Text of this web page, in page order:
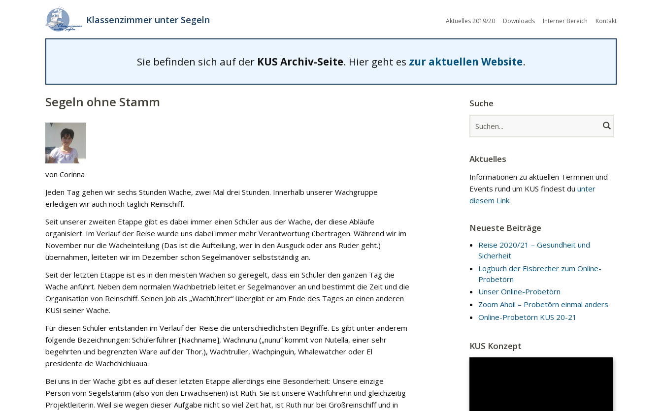
Klassenzimmer unter Segeln Aktuelles 2019/20 Downloads Interner Bereich Kontakt
Sie befinden sich auf der KUS Archiv-Seite. Hier geht es zur aktuellen Website.
Segeln ohne Stamm
von Corinna
Jeden Tag gehen wir sechs Stunden Wache, zwei Mal drei Stunden. Innerhalb unserer Wachgruppe
erledigen wir auch noch täglich Reinschiff.
Seit unserer zweiten Etappe gibt es dabei immer einen Schüler aus der Wache, der diese Abläufe
organisiert. Im Verlauf der Reise wurde uns dabei immer mehr Verantwortung übertragen. Während wir im
November nur die Wacheinteilung (Das ist die Aufteilung, wer in den Ausguck oder ans Ruder geht.)
übernahmen, leiteten wir im Dezember schon Segelmanöver selbstständig an.
Seit der letzten Etappe ist es in den meisten Wachen so geregelt, dass ein Schüler den ganzen Tag die
Wache anführt. Neben dem normalen Wachbetrieb leitet er Segelmanöver an und bestimmt die Zeit und die
Organisation von Reinschiff. Seinen Job als „Wachführer“ übergibt er am Ende des Tages an einen anderen
KUSi seiner Wache.
Für diesen Schüler entstanden im Verlauf der Reise die unterschiedlichsten Begriffe. Es gibt unter anderem
folgende Bezeichnungen: Schülerführer [Nachname], Wachnunu („nunu“ kommt von Nutella, einer sehr
begehrten und begrenzten Ware auf der Thor.), Wachtruller, Wachpinguin, Whalewatcher oder El
presidente de Wachchichiuaua.
Bei uns in der Wache gibt es auf dieser letzten Etappe allerdings eine Besonderheit: Unsere einzige
Person vom Segelstamm (also von den Erwachsenen) ist Ruth. Sie ist unsere Wachführerin und gleichzeitig
Projektleiterin. Weil sie wegen dieser Aufgabe nicht so viel Zeit hat, ist Ruth nur bei Großreinschiff und in
Suche
Aktuelles
Informationen zu aktuellen Terminen und
Events rund um KUS findest du unter
diesem Link.
Neueste Beiträge
Reise 2020/21 – Gesundheit und
Sicherheit
Logbuch der Eisbrecher zum Online-
Probetörn
Unser Online-Probetörn
Zoom Ahoi! – Probetörn einmal anders
Online-Probetörn KUS 20-21
KUS Konzept